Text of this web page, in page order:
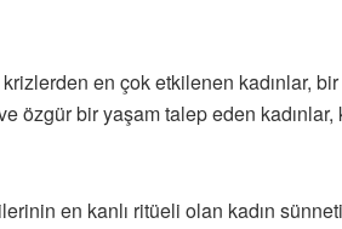
en çok etkilenen kadınlar, bir
özgür bir yaşam talep eden kadınlar,
en kanlı ritüeli olan kadın sünneti